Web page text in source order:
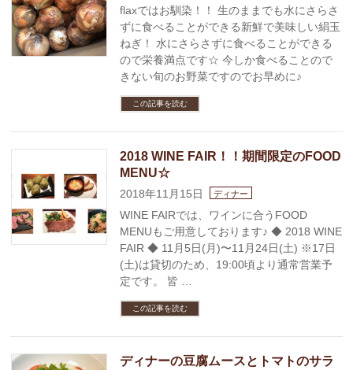
flaxではお馴染！！ 生のままでも水にさらさ
ずに食べることができる新鮮で美味しい絹玉
ねぎ！ 水にさらさずに食べることができる
ので栄養満点です☆ 今しか食べることので
きない旬のお野菜ですのでお早めに♪
この記事を読む
2018 WINE FAIR！！期間限定のFOOD
MENU☆
2018年11月15日 ディナー
WINE FAIRでは、ワインに合うFOOD
MENUもご用意しております♪ ◆ 2018 WINE
FAIR ◆ 11月5日(月)〜11月24日(土) ※17日
(土)は貸切のため、19:00頃より通常営業予
定です。 皆 …
この記事を読む
ディナーの豆腐ムースとトマトのサラ